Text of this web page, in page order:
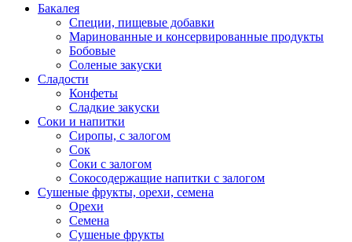
Бакалея
Специи, пищевые добавки
Маринованные и консервированные продукты
Бобовые
Соленые закуски
Сладости
Конфеты
Сладкие закуски
Соки и напитки
Сиропы, с залогом
Сок
Соки с залогом
Сокосодержащие напитки с залогом
Сушеные фрукты, орехи, семена
Орехи
Семена
Сушеные фрукты